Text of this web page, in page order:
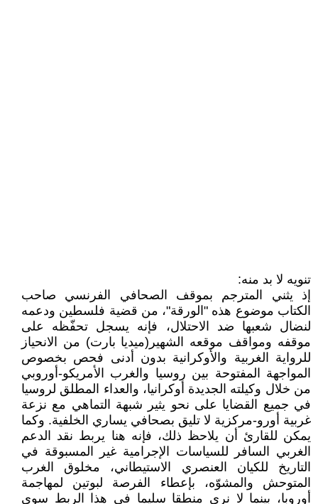
تنويه لا بد منه:
إذ يثني المترجم بموقف الصحافي الفرنسي صاحب
الكتاب موضوع هذه "الورقة"، من قضية فلسطين ودعمه
لنضال شعبها ضد الاحتلال، فإنه يسجل تحفّظه على
موقفه ومواقف موقعه الشهير(ميديا بارت) من الانحياز
للرواية الغربية والأوكرانية بدون أدنى فحص بخصوص
المواجهة المفتوحة بين روسيا والغرب الأمريكو-أوروبي
من خلال وكيلته الجديدة أوكرانيا، والعداء المطلق لروسيا
في جميع القضايا على نحو يثير شبهة التماهي مع نزعة
غربية أورو-مركزية لا تليق بصحافي يساري الخلفية. وكما
يمكن للقارئ أن يلاحظ ذلك، فإنه هنا يربط نقد الدعم
الغربي السافر للسياسات الإجرامية غير المسبوقة في
التاريخ للكيان العنصري الاستيطاني، مخلوق الغرب
المتوحش والمشوّه، بإعطاء الفرصة لبوتين لمهاجمة
أوروبا، بينما لا نرى منطقا سليما في هذا الربط سوى